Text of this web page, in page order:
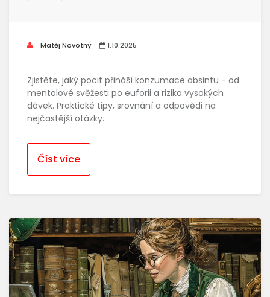
Matěj Novotný 1.10.2025
Zjistěte, jaký pocit přináší konzumace absintu - od
mentolové svěžesti po euforii a rizika vysokých
dávek. Praktické tipy, srovnání a odpovědi na
nejčastější otázky.
Číst více